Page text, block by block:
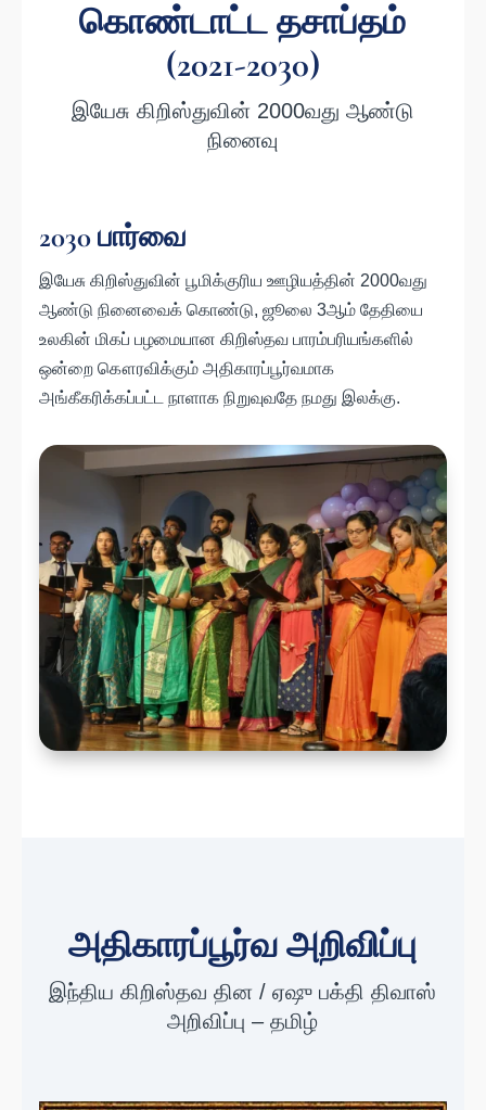
கொண்டாட்ட தசாப்தம்
(2021-2030)
இயேசு கிறிஸ்துவின் 2000வது ஆண்டு
நினைவு
2030 பார்வை
இயேசு கிறிஸ்துவின் பூமிக்குரிய ஊழியத்தின் 2000வது
ஆண்டு நினைவைக் கொண்டு, ஜூலை 3ஆம் தேதியை
உலகின் மிகப் பழமையான கிறிஸ்தவ பாரம்பரியங்களில்
ஒன்றை கௌரவிக்கும் அதிகாரப்பூர்வமாக
அங்கீகரிக்கப்பட்ட நாளாக நிறுவுவதே நமது இலக்கு.
அதிகாரப்பூர்வ அறிவிப்பு
இந்திய கிறிஸ்தவ தின / ஏஷு பக்தி திவாஸ்
அறிவிப்பு – தமிழ்